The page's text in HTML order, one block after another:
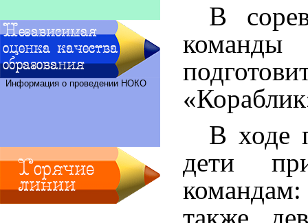
Информация о проведении НОКО
В
В ходе
дети